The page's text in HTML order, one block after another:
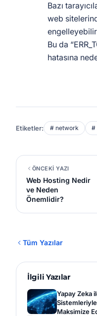
Bazı
web
Bu da
hatasına
Etiketler: # network #
ÖNCEKİ YAZI
Web Hosting Nedir
ve Neden
Önemlidir?
Tüm Yazılar
İlgili Yazılar
Yapay Zeka
Sistemleriyle
Maksimize